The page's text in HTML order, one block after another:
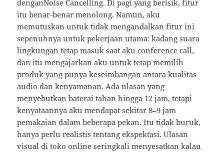
denganNoise Cancelling. Di pagi yang berisik, fitur
itu benar-benar menolong. Namun, aku
memutuskan untuk tidak mengandalkan fitur ini
sepenuhnya untuk pekerjaan utama: kadang suara
lingkungan tetap masuk saat aku conference call,
dan itu mengajarkan aku untuk tetap memilih
produk yang punya keseimbangan antara kualitas
audio dan kenyamanan. Ada ulasan yang
menyebutkan baterai tahan hingga 12 jam, tetapi
kenyataannya aku mendapat sekitar 8–9 jam
pemakaian dalam beberapa pekan. Itu tidak buruk,
hanya perlu realistis tentang ekspektasi. Ulasan
visual di toko online seringkali menyesatkan kalau